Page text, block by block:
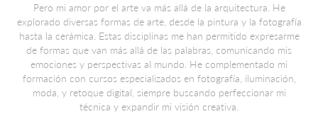
Pero mi amor por el arte va más allá de la arquitectura. He
explorado diversas formas de arte, desde la pintura y la fotografía
hasta la cerámica. Estas disciplinas me han permitido expresarme
de formas que van más allá de las palabras, comunicando mis
emociones y perspectivas al mundo. He complementado mi
formación con cursos especializados en fotografía, iluminación,
moda, y retoque digital, siempre buscando perfeccionar mi
técnica y expandir mi visión creativa.